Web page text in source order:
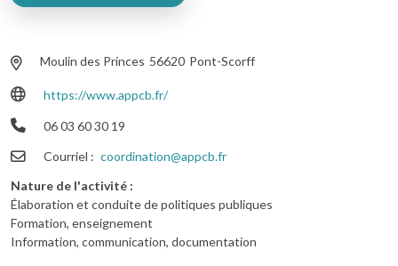
Moulin des Princes 56620 Pont-Scorff
https://www.appcb.fr/
06 03 60 30 19
Courriel
coordination@appcb.fr
Nature de l'activité
Élaboration et conduite de politiques publiques
Formation, enseignement
Information, communication, documentation